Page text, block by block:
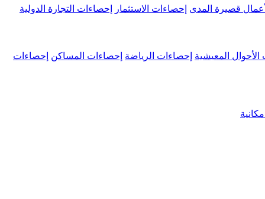
قصيرة المدى إحصاءات الاستثمار إحصاءات التجارة الدولية
الأحوال المعيشية إحصاءات الرياضة إحصاءات المساكن إحصاءات